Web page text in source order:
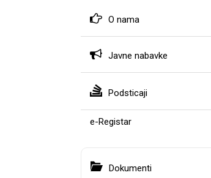
O nama
Javne nabavke
Podsticaji
e-Registar
Dokumenti